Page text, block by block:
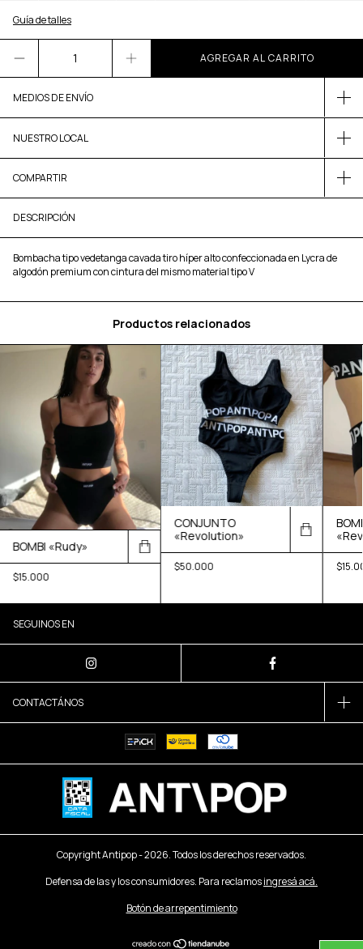
Guía de talles
MEDIOS DE ENVÍO
NUESTRO LOCAL
COMPARTIR
DESCRIPCIÓN
Bombacha tipo vedetanga cavada tiro híper alto confeccionada en Lycra de
algodón premium con cintura del mismo material tipo V
Productos relacionados
BOMBI «Rudy»
$15.000
CONJUNTO
«Revolution»
$50.000
SEGUINOS EN
CONTACTÁNOS
Copyright Antipop - 2026. Todos los derechos reservados.
Defensa de las y los consumidores. Para reclamosingresá acá.
Botón de arrepentimiento